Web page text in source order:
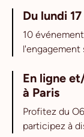
Du lundi
10
l'engagement
En ligne
à Paris
Profitez du
participez à